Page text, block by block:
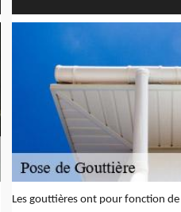
Les gouttières ont pour fonction